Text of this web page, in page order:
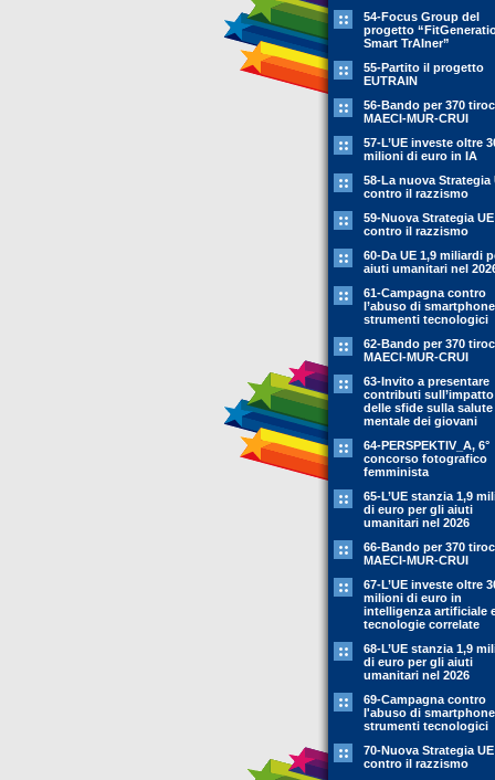
54-Focus Group del
progetto
Smart TrAIner”
55-Partito il progetto
EUTRAIN
56-Bando per 370
MAECI-MUR-CRUI
57-L’UE investe oltre
milioni di euro in IA
58-La nuova Strategia
contro il razzismo
59-Nuova Strategia UE
contro il razzismo
60-Da UE 1,9 miliardi
aiuti umanitari nel
61-Campagna contro
l’abuso di
strumenti tecnologici
62-Bando per 370
MAECI-MUR-CRUI
63-Invito a presentare
contributi sull’impatto
delle sfide sulla salute
mentale dei giovani
64-PERSPEKTIV_A, 6°
concorso fotografico
femminista
65-L’UE stanzia 1,9
di euro per gli aiuti
umanitari nel 2026
66-Bando per 370
MAECI-MUR-CRUI
67-L’UE investe oltre
milioni di euro in
intelligenza artificiale
tecnologie correlate
68-L’UE stanzia 1,9
di euro per gli aiuti
umanitari nel 2026
69-Campagna contro
l'abuso di
strumenti tecnologici
70-Nuova Strategia UE
contro il razzismo